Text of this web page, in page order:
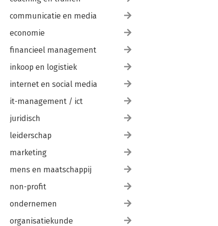
communicatie en media
economie
financieel management
inkoop en logistiek
internet en social media
it-management / ict
juridisch
leiderschap
marketing
mens en maatschappij
non-profit
ondernemen
organisatiekunde